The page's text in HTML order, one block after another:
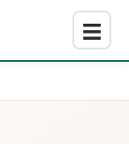
☰